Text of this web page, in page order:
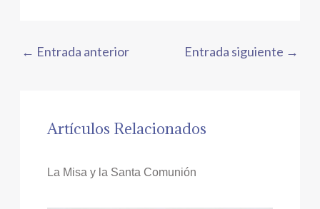
← Entrada anterior Entrada siguiente →
Artículos Relacionados
La Misa y la Santa Comunión